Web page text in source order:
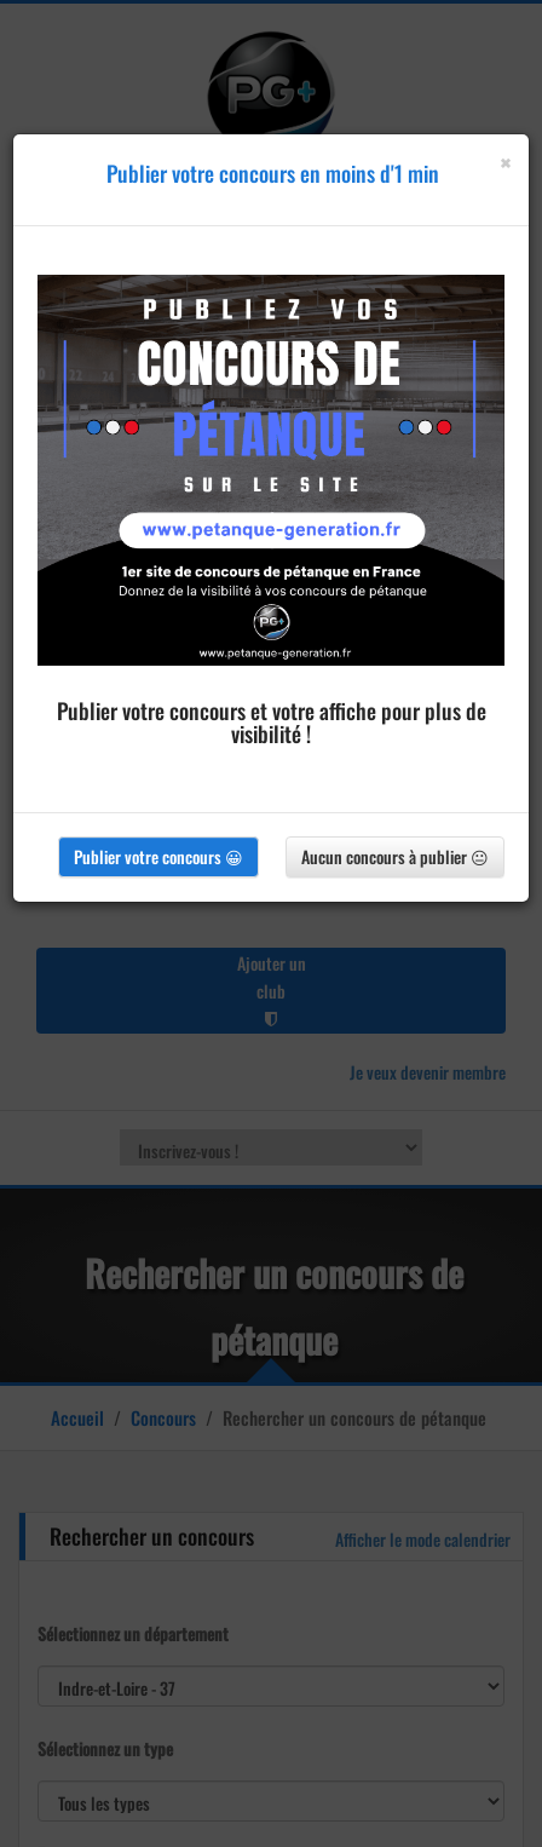
Publier un
concours
Ajouter un
club
Je veux devenir membre
Rechercher un concours de
pétanque
Accueil / Concours / Rechercher un concours de pétanque
Rechercher un concours Afficher le mode calendrier
Sélectionnez un département
Sélectionnez un type
×
Publier votre concours en moins d'1 min
Publier votre concours et votre affiche pour plus de
visibilité !
Publier votre concours 😀 Aucun concours à publier 😐